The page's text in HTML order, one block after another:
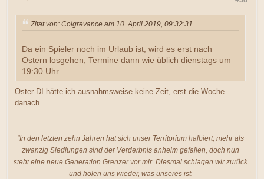
Zitat von: Colgrevance am 10. April 2019, 09:32:31
Da ein Spieler noch im Urlaub ist, wird es erst nach
Ostern losgehen; Termine dann wie üblich dienstags um
19:30 Uhr.
Oster-DI hätte ich ausnahmsweise keine Zeit, erst die Woche
danach.
"In den letzten zehn Jahren hat sich unser Territorium halbiert, mehr als
zwanzig Siedlungen sind der Verderbnis anheim gefallen, doch nun
steht eine neue Generation Grenzer vor mir. Diesmal schlagen wir zurück
und holen uns wieder, was unseres ist.